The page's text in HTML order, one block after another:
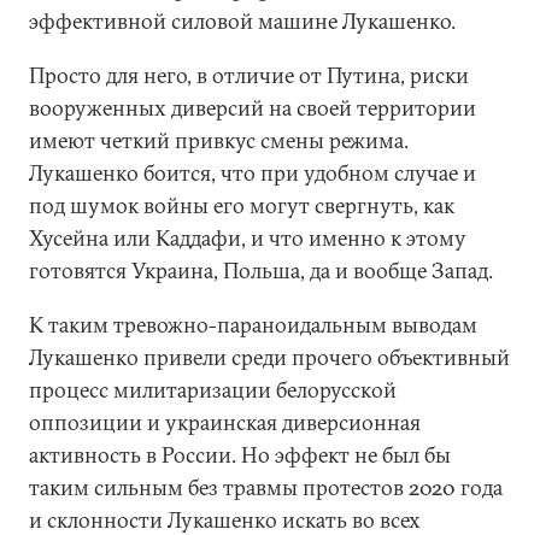
эффективной силовой машине Лукашенко.
Просто для него, в отличие от Путина, риски
вооруженных диверсий на своей территории
имеют четкий привкус смены режима.
Лукашенко боится, что при удобном случае и
под шумок войны его могут свергнуть, как
Хусейна или Каддафи, и что именно к этому
готовятся Украина, Польша, да и вообще Запад.
К таким тревожно-параноидальным выводам
Лукашенко привели среди прочего объективный
процесс милитаризации белорусской
оппозиции и украинская диверсионная
активность в России. Но эффект не был бы
таким сильным без травмы протестов 2020 года
и склонности Лукашенко искать во всех